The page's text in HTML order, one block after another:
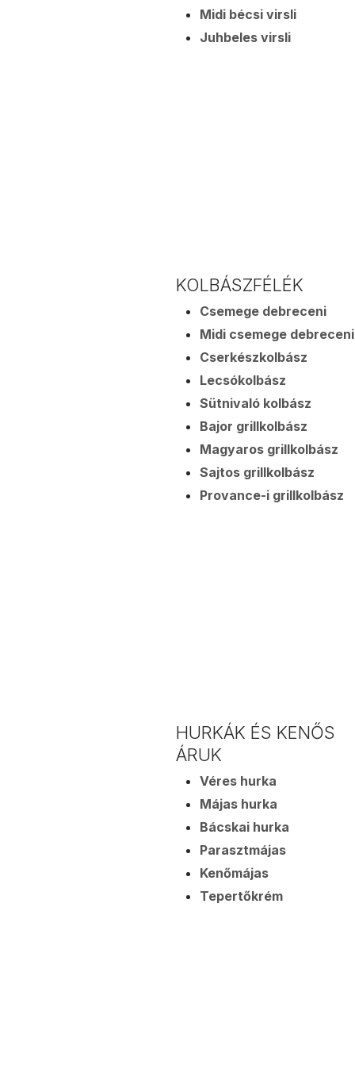
Midi bécsi virsli
Juhbeles virsli
KOLBÁSZFÉLÉK
Csemege debreceni
Midi csemege debreceni
Cserkészkolbász
Lecsókolbász
Sütnivaló kolbász
Bajor grillkolbász
Magyaros grillkolbász
Sajtos grillkolbász
Provance-i grillkolbász
HURKÁK ÉS KENŐS
ÁRUK
Véres hurka
Májas hurka
Bácskai hurka
Parasztmájas
Kenőmájas
Tepertőkrém